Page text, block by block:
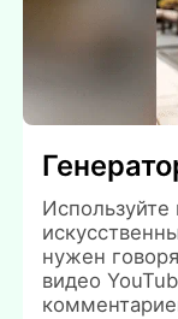
Используйте
нужен
видео